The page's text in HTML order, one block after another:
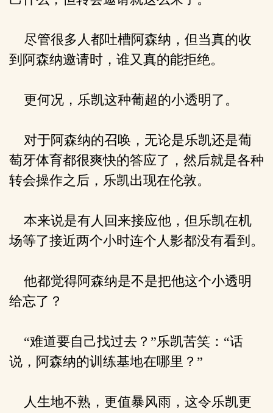
尽管很多人都吐槽阿森纳，但当真的收
到阿森纳邀请时，谁又真的能拒绝。
更何况，乐凯这种葡超的小透明了。
对于阿森纳的召唤，无论是乐凯还是葡
萄牙体育都很爽快的答应了，然后就是各种
转会操作之后，乐凯出现在伦敦。
本来说是有人回来接应他，但乐凯在机
场等了接近两个小时连个人影都没有看到。
他都觉得阿森纳是不是把他这个小透明
给忘了？
“难道要自己找过去？”乐凯苦笑：“话
说，阿森纳的训练基地在哪里？”
人生地不熟，更值暴风雨，这令乐凯更